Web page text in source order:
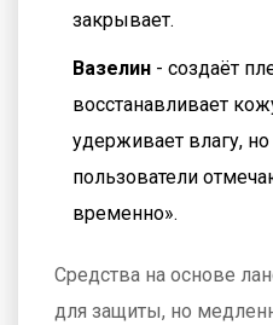
закрывает.
Вазелин - создаёт
восстанавливает
удерживает влагу,
пользователи
временно».
Средства на основе
для защиты, но